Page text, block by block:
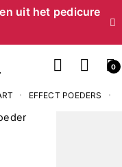
uit het pedicure
0
EFFECT POEDERS